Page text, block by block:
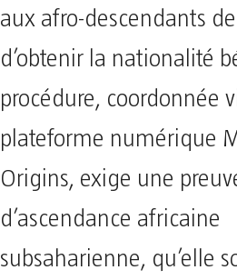
aux afro-descendants
d’obtenir la nationalité
procédure, coordonnée
plateforme numérique
Origins, exige une
d’ascendance africaine
subsaharienne, qu’elle